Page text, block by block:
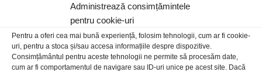
Administrează consimțămintele
pentru cookie-uri
Pentru a oferi cea mai bună experiență, folosim tehnologii, cum ar fi cookie-
uri, pentru a stoca și/sau accesa informațiile despre dispozitive.
Consimțământul pentru aceste tehnologii ne permite să procesăm date,
cum ar fi comportamentul de navigare sau ID-uri unice pe acest site. Dacă
Cablu 6.3st-XLR t-t 2m negru
Cablu SFTP mufat 1.5m CAT6